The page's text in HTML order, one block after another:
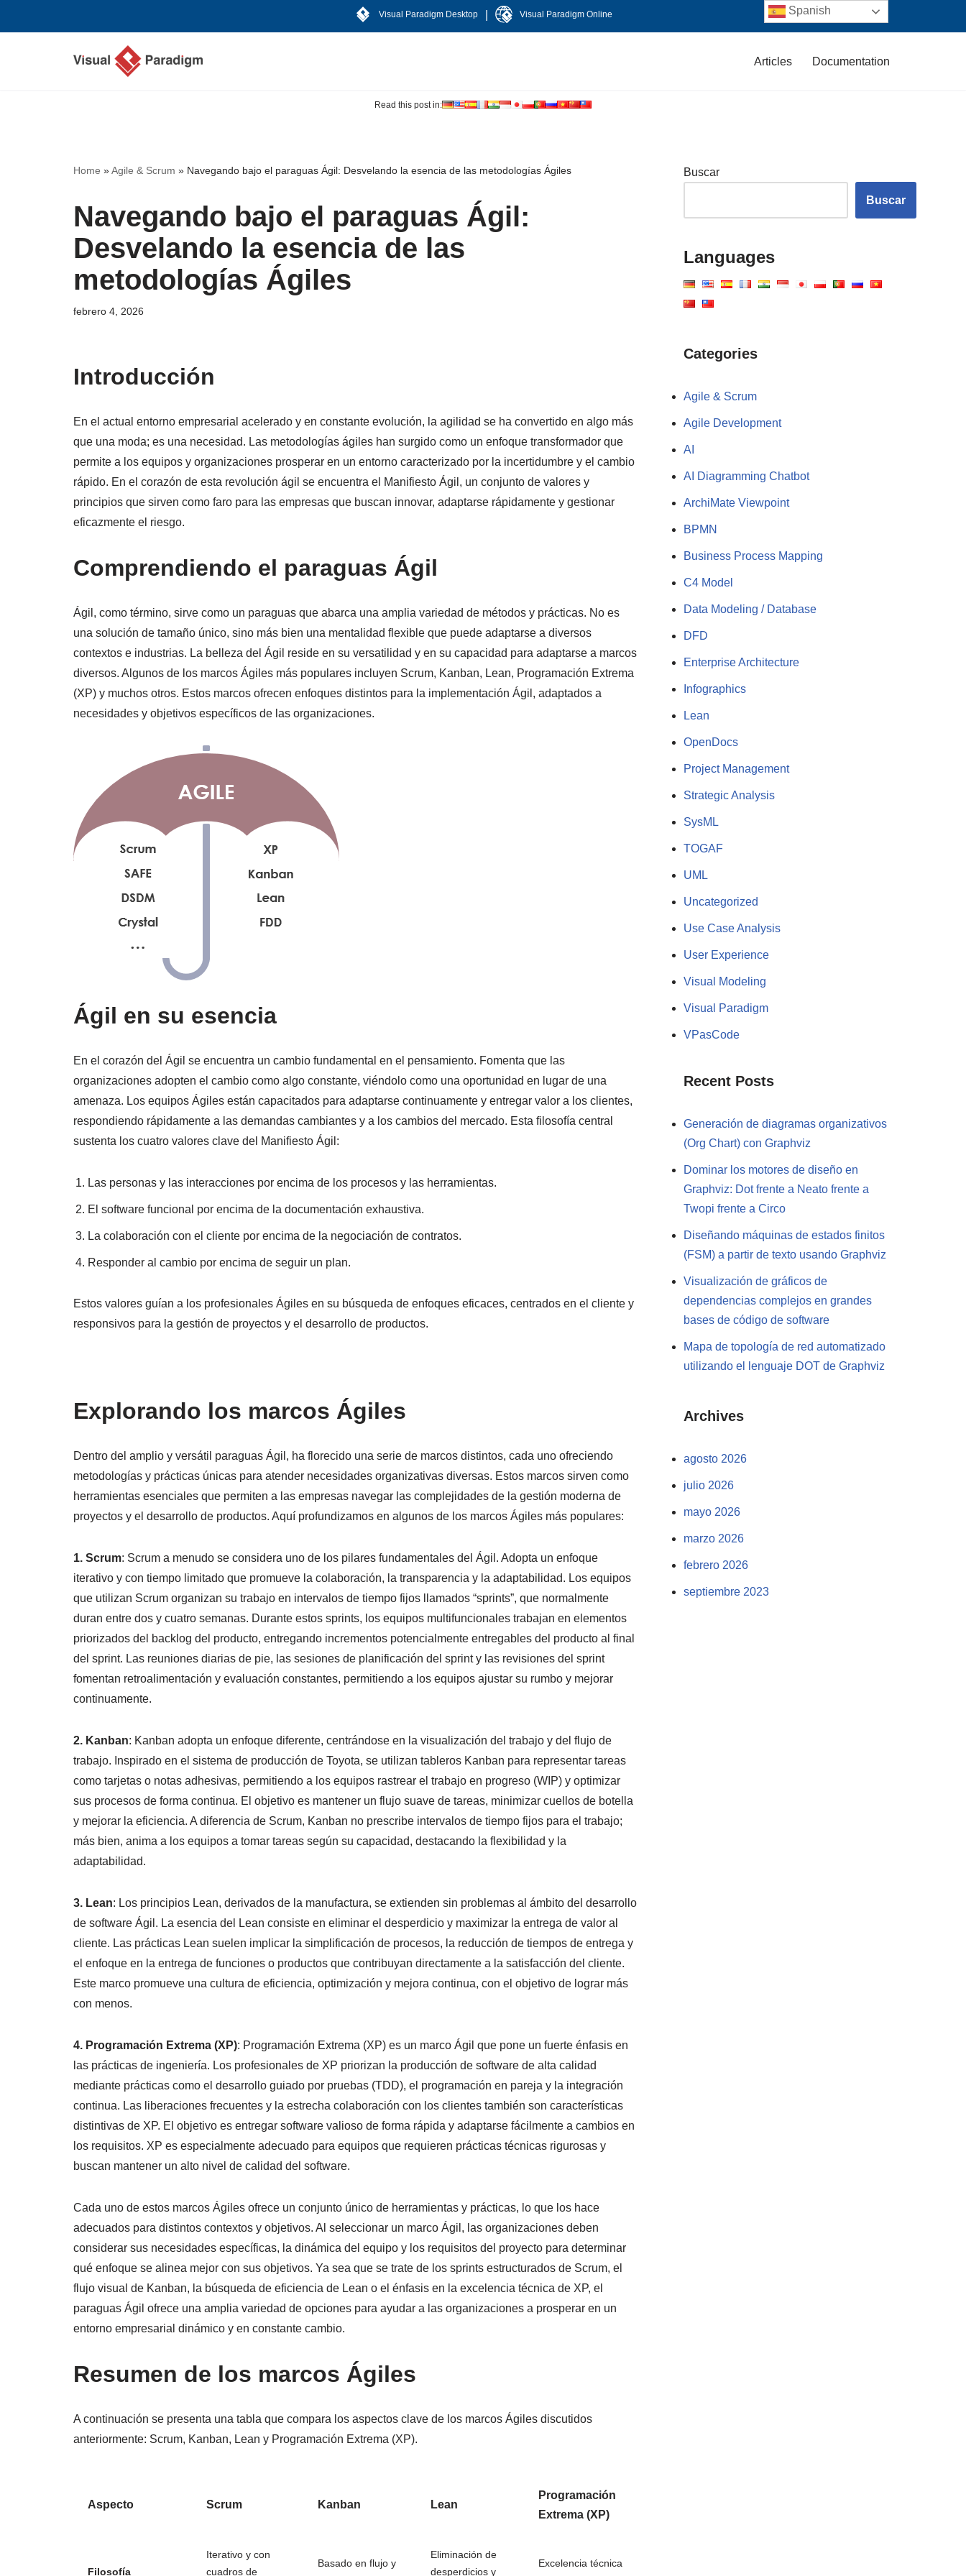
Visual Paradigm Desktop Visual Paradigm Online
Articles Documentation
Read this post in:
Home »Agile & Scrum » Navegando bajo el paraguas Ágil: Desvelando la esencia de las metodologías Ágiles
Navegando bajo el paraguas Ágil:
Desvelando la esencia de las
metodologías Ágiles
febrero 4, 2026
Introducción
En el actual entorno empresarial acelerado y en constante evolución, la agilidad se ha convertido en algo más
que una moda; es una necesidad. Las metodologías ágiles han surgido como un enfoque transformador que
permite a los equipos y organizaciones prosperar en un entorno caracterizado por la incertidumbre y el cambio
rápido. En el corazón de esta revolución ágil se encuentra el Manifiesto Ágil, un conjunto de valores y
principios que sirven como faro para las empresas que buscan innovar, adaptarse rápidamente y gestionar
eficazmente el riesgo.
Comprendiendo el paraguas Ágil
Ágil, como término, sirve como un paraguas que abarca una amplia variedad de métodos y prácticas. No es
una solución de tamaño único, sino más bien una mentalidad flexible que puede adaptarse a diversos
contextos e industrias. La belleza del Ágil reside en su versatilidad y en su capacidad para adaptarse a marcos
diversos. Algunos de los marcos Ágiles más populares incluyen Scrum, Kanban, Lean, Programación Extrema
(XP) y muchos otros. Estos marcos ofrecen enfoques distintos para la implementación Ágil, adaptados a
necesidades y objetivos específicos de las organizaciones.
Ágil en su esencia
En el corazón del Ágil se encuentra un cambio fundamental en el pensamiento. Fomenta que las
organizaciones adopten el cambio como algo constante, viéndolo como una oportunidad en lugar de una
amenaza. Los equipos Ágiles están capacitados para adaptarse continuamente y entregar valor a los clientes,
respondiendo rápidamente a las demandas cambiantes y a los cambios del mercado. Esta filosofía central
sustenta los cuatro valores clave del Manifiesto Ágil:
Las personas y las interacciones por encima de los procesos y las herramientas.
El software funcional por encima de la documentación exhaustiva.
La colaboración con el cliente por encima de la negociación de contratos.
Responder al cambio por encima de seguir un plan.
Estos valores guían a los profesionales Ágiles en su búsqueda de enfoques eficaces, centrados en el cliente y
responsivos para la gestión de proyectos y el desarrollo de productos.
Explorando los marcos Ágiles
Dentro del amplio y versátil paraguas Ágil, ha florecido una serie de marcos distintos, cada uno ofreciendo
metodologías y prácticas únicas para atender necesidades organizativas diversas. Estos marcos sirven como
herramientas esenciales que permiten a las empresas navegar las complejidades de la gestión moderna de
proyectos y el desarrollo de productos. Aquí profundizamos en algunos de los marcos Ágiles más populares:
1. Scrum: Scrum a menudo se considera uno de los pilares fundamentales del Ágil. Adopta un enfoque
iterativo y con tiempo limitado que promueve la colaboración, la transparencia y la adaptabilidad. Los equipos
que utilizan Scrum organizan su trabajo en intervalos de tiempo fijos llamados “sprints”, que normalmente
duran entre dos y cuatro semanas. Durante estos sprints, los equipos multifuncionales trabajan en elementos
priorizados del backlog del producto, entregando incrementos potencialmente entregables del producto al final
del sprint. Las reuniones diarias de pie, las sesiones de planificación del sprint y las revisiones del sprint
fomentan retroalimentación y evaluación constantes, permitiendo a los equipos ajustar su rumbo y mejorar
continuamente.
2. Kanban: Kanban adopta un enfoque diferente, centrándose en la visualización del trabajo y del flujo de
trabajo. Inspirado en el sistema de producción de Toyota, se utilizan tableros Kanban para representar tareas
como tarjetas o notas adhesivas, permitiendo a los equipos rastrear el trabajo en progreso (WIP) y optimizar
sus procesos de forma continua. El objetivo es mantener un flujo suave de tareas, minimizar cuellos de botella
y mejorar la eficiencia. A diferencia de Scrum, Kanban no prescribe intervalos de tiempo fijos para el trabajo;
más bien, anima a los equipos a tomar tareas según su capacidad, destacando la flexibilidad y la
adaptabilidad.
3. Lean: Los principios Lean, derivados de la manufactura, se extienden sin problemas al ámbito del desarrollo
de software Ágil. La esencia del Lean consiste en eliminar el desperdicio y maximizar la entrega de valor al
cliente. Las prácticas Lean suelen implicar la simplificación de procesos, la reducción de tiempos de entrega y
el enfoque en la entrega de funciones o productos que contribuyan directamente a la satisfacción del cliente.
Este marco promueve una cultura de eficiencia, optimización y mejora continua, con el objetivo de lograr más
con menos.
4. Programación Extrema (XP): Programación Extrema (XP) es un marco Ágil que pone un fuerte énfasis en
las prácticas de ingeniería. Los profesionales de XP priorizan la producción de software de alta calidad
mediante prácticas como el desarrollo guiado por pruebas (TDD), el programación en pareja y la integración
continua. Las liberaciones frecuentes y la estrecha colaboración con los clientes también son características
distintivas de XP. El objetivo es entregar software valioso de forma rápida y adaptarse fácilmente a cambios en
los requisitos. XP es especialmente adecuado para equipos que requieren prácticas técnicas rigurosas y
buscan mantener un alto nivel de calidad del software.
Cada uno de estos marcos Ágiles ofrece un conjunto único de herramientas y prácticas, lo que los hace
adecuados para distintos contextos y objetivos. Al seleccionar un marco Ágil, las organizaciones deben
considerar sus necesidades específicas, la dinámica del equipo y los requisitos del proyecto para determinar
qué enfoque se alinea mejor con sus objetivos. Ya sea que se trate de los sprints estructurados de Scrum, el
flujo visual de Kanban, la búsqueda de eficiencia de Lean o el énfasis en la excelencia técnica de XP, el
paraguas Ágil ofrece una amplia variedad de opciones para ayudar a las organizaciones a prosperar en un
entorno empresarial dinámico y en constante cambio.
Resumen de los marcos Ágiles
A continuación se presenta una tabla que compara los aspectos clave de los marcos Ágiles discutidos
anteriormente: Scrum, Kanban, Lean y Programación Extrema (XP).
Aspecto Scrum Kanban Lean
Programación
Extrema (XP)
Filosofía
Iterativo y con
cuadros de
Basado en flujo y
Eliminación de
desperdicios y
Excelencia técnica
Buscar
Buscar
Languages
Categories
Agile & Scrum
Agile Development
AI
AI Diagramming Chatbot
ArchiMate Viewpoint
BPMN
Business Process Mapping
C4 Model
Data Modeling / Database
DFD
Enterprise Architecture
Infographics
Lean
OpenDocs
Project Management
Strategic Analysis
SysML
TOGAF
UML
Uncategorized
Use Case Analysis
User Experience
Visual Modeling
Visual Paradigm
VPasCode
Recent Posts
Generación de diagramas organizativos
(Org Chart) con Graphviz
Dominar los motores de diseño en
Graphviz: Dot frente a Neato frente a
Twopi frente a Circo
Diseñando máquinas de estados finitos
(FSM) a partir de texto usando Graphviz
Visualización de gráficos de
dependencias complejos en grandes
bases de código de software
Mapa de topología de red automatizado
utilizando el lenguaje DOT de Graphviz
Archives
agosto 2026
julio 2026
mayo 2026
marzo 2026
febrero 2026
septiembre 2023
Spanish